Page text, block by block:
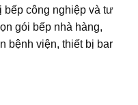
bếp công nghiệp và tư
gói bếp nhà hàng,
bệnh viện, thiết bị bar